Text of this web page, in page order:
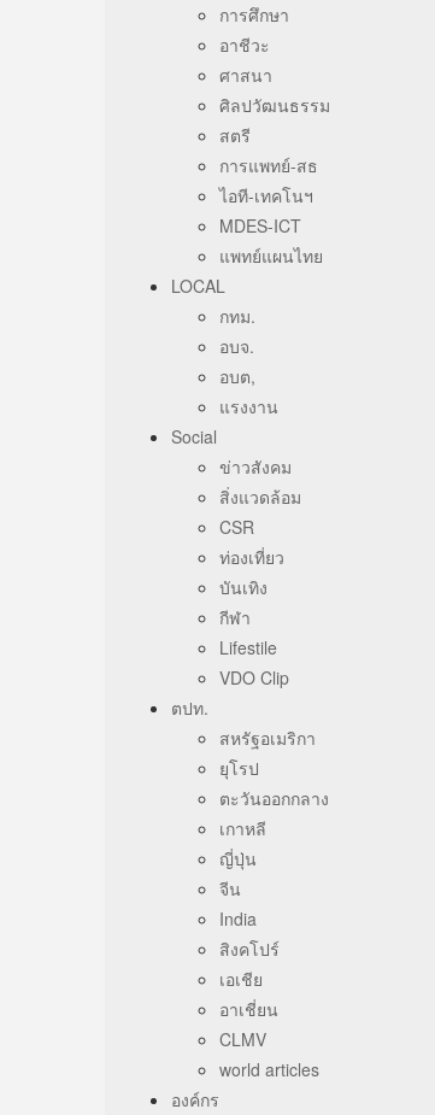
การศึกษา
อาชีวะ
ศาสนา
ศิลปวัฒนธรรม
สตรี
การแพทย์-สธ
ไอที-เทคโนฯ
MDES-ICT
แพทย์แผนไทย
LOCAL
กทม.
อบจ.
อบต,
แรงงาน
Social
ข่าวสังคม
สิ่งแวดล้อม
CSR
ท่องเที่ยว
บันเทิง
กีฬา
Lifestile
VDO Clip
ตปท.
สหรัฐอเมริกา
ยุโรป
ตะวันออกกลาง
เกาหลี
ญี่ปุ่น
จีน
India
สิงคโปร์
เอเชีย
อาเชี่ยน
CLMV
world articles
องค์กร